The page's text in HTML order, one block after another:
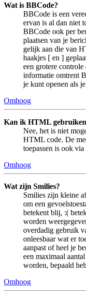
Wat is BBCode?
BBCode is een
ervan is al dan niet
BBCode ook per
plaatsen van je
gelijk aan die van
haakjes [ en ]
een grotere
informatie omtrent
je kunt openen als
Omhoog
Kan ik HTML
Nee, het is niet
HTML code. De
toepassen is ook
Omhoog
Wat zijn Smilies?
Smilies zijn kleine
om een
betekent blij, :(
worden
overdadig gebruik
onleesbaar wat er
aanpast of heel je
een maximaal
worden, bepaald
Omhoog